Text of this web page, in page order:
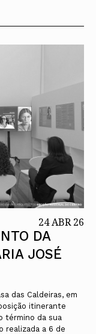
24 ABR 26
DA
JOSÉ
das Caldeiras, em
itinerante
término da sua
realizada a 6 de